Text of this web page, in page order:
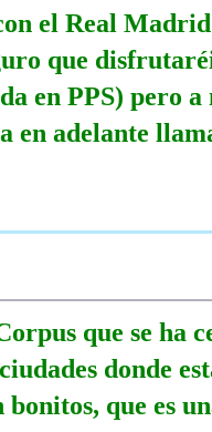
el Real Madrid
que
en PPS) pero
en adelante
que se ha
donde
que es